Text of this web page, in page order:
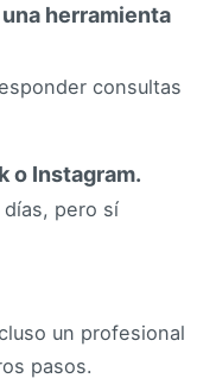
herramienta
consultas
o Instagram.
pero sí
un profesional
pasos.